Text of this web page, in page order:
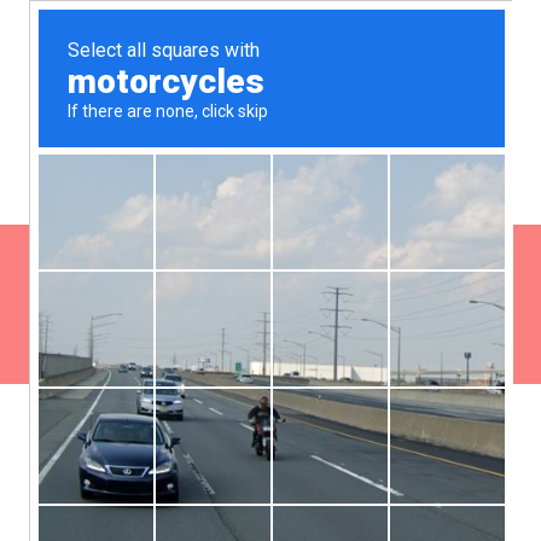
BLOG
GALERIA
USŁUGI
O NAS
BLOG
GALERIA
HOME FILMY